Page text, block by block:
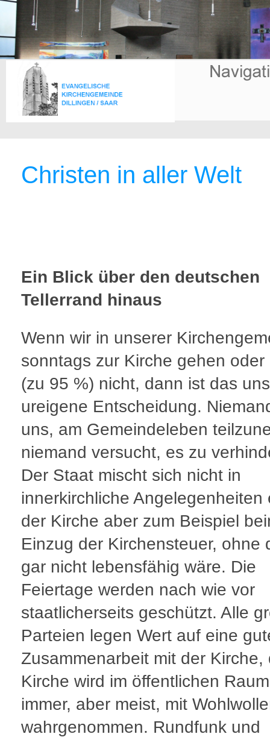
Christen in aller Welt
Ein Blick über den deutschen
Tellerrand hinaus
Wenn wir in unserer
sonntags zur Kirche gehen oder
(zu 95 %) nicht, dann ist das
ureigene Entscheidung.
uns, am Gemeindeleben
niemand versucht, es zu
Der Staat mischt sich nicht in
innerkirchliche Angelegenheiten
der Kirche aber zum Beispiel
Einzug der Kirchensteuer, ohne
gar nicht lebensfähig wäre. Die
Feiertage werden nach wie vor
staatlicherseits geschützt. Alle
Parteien legen Wert auf eine
Zusammenarbeit mit der Kirche,
Kirche wird im öffentlichen
immer, aber meist, mit
wahrgenommen. Rundfunk und